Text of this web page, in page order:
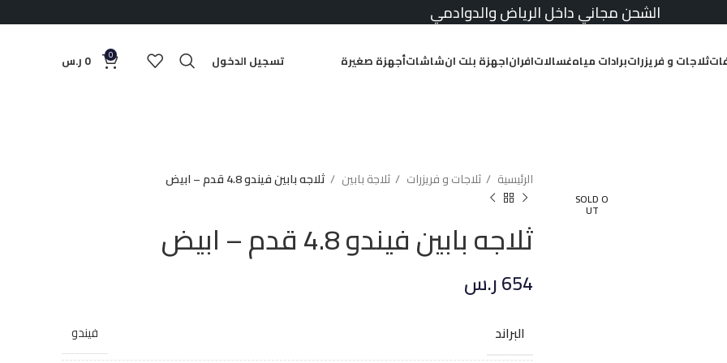
الشحن مجاني داخل الرياض والدوادمي
ثلاجات و فريزراتبرادات مياهغسالاتافراناجهزة بلت انشاشاتأجهزة صغيرة تسجيل الدخول 0
0 ر.س
SOLD O
UT
الرئيسية ثلاجات و فريزرات ثلاجة بابين ثلاجه بابين فيندو 4.8 قدم – ابيض
ثلاجه بابين فيندو 4.8 قدم – ابيض
654ر.س
البراند فيندو